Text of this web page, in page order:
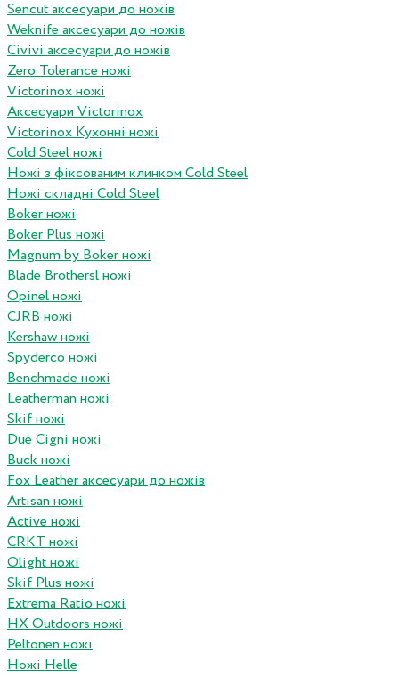
Sencut аксесуари до ножів
Weknife аксесуари до ножів
Civivi аксесуари до ножів
Zero Tolerance ножі
Victorinox ножі
Аксесуари Victorinox
Victorinox Кухонні ножі
Cold Steel ножі
Ножі з фіксованим клинком Cold Steel
Ножі складні Cold Steel
Boker ножі
Boker Plus ножі
Magnum by Boker ножі
Blade Brothersl ножі
Opinel ножі
CJRB ножі
Kershaw ножі
Spyderco ножі
Benchmade ножі
Leatherman ножі
Skif ножі
Due Cigni ножі
Buck ножі
Fox Leather аксесуари до ножів
Artisan ножі
Active ножі
CRKT ножі
Olight ножі
Skif Plus ножі
Extrema Ratio ножі
HX Outdoors ножі
Peltonen ножі
Ножі Helle